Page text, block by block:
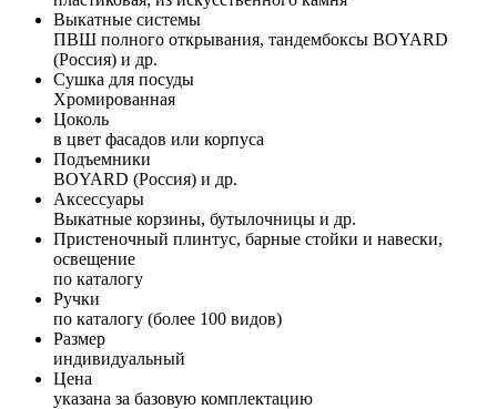
Выкатные системы
ПВШ полного открывания, тандембоксы BOYARD
(Россия) и др.
Сушка для посуды
Хромированная
Цоколь
в цвет фасадов или корпуса
Подъемники
BOYARD (Россия) и др.
Аксессуары
Выкатные корзины, бутылочницы и др.
Пристеночный плинтус, барные стойки и навески,
освещение
по каталогу
Ручки
по каталогу (более 100 видов)
Размер
индивидуальный
Цена
указана за базовую комплектацию